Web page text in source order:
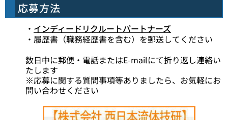
応募方法
・ インディードリクルートパートナーズ
・履歴書（職務経歴書を含む）を郵送してください
数日中に郵便・電話またはE-mailにて折り返し連絡い
たします
※応募に関する質問事項等ありましたら、お気軽にお
問い合わせください